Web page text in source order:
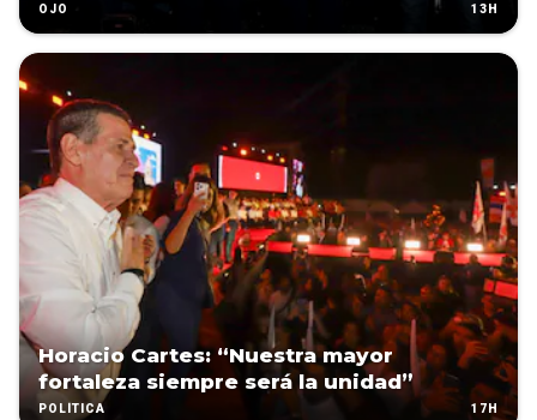
OJO 13H
Horacio Cartes: “Nuestra mayor
fortaleza siempre será la unidad”
POLÍTICA 17H